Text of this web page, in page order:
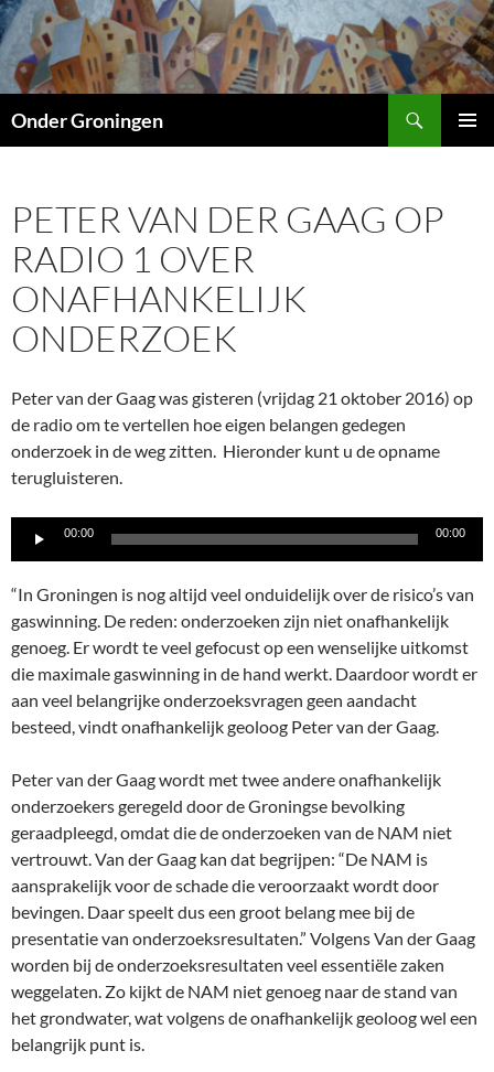
Ga
naar
de
inhoud
Onder Groningen
PETER VAN DER GAAG OP
RADIO 1 OVER
ONAFHANKELIJK
ONDERZOEK
Peter van der Gaag was gisteren (vrijdag 21 oktober 2016) op
de radio om te vertellen hoe eigen belangen gedegen
onderzoek in de weg zitten. Hieronder kunt u de opname
terugluisteren.
Audiospeler
00:00 00:00
“In Groningen is nog altijd veel onduidelijk over de risico’s van
gaswinning. De reden: onderzoeken zijn niet onafhankelijk
genoeg. Er wordt te veel gefocust op een wenselijke uitkomst
die maximale gaswinning in de hand werkt. Daardoor wordt er
aan veel belangrijke onderzoeksvragen geen aandacht
besteed, vindt onafhankelijk geoloog Peter van der Gaag.
Peter van der Gaag wordt met twee andere onafhankelijk
onderzoekers geregeld door de Groningse bevolking
geraadpleegd, omdat die de onderzoeken van de NAM niet
vertrouwt. Van der Gaag kan dat begrijpen: “De NAM is
aansprakelijk voor de schade die veroorzaakt wordt door
bevingen. Daar speelt dus een groot belang mee bij de
presentatie van onderzoeksresultaten.” Volgens Van der Gaag
worden bij de onderzoeksresultaten veel essentiële zaken
weggelaten. Zo kijkt de NAM niet genoeg naar de stand van
het grondwater, wat volgens de onafhankelijk geoloog wel een
belangrijk punt is.